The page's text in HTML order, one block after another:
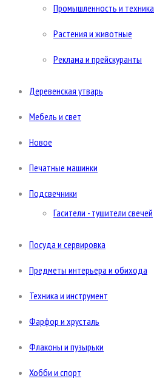
Промышленность и техника
Растения и животные
Реклама и прейскуранты
Деревенская утварь
Мебель и свет
Новое
Печатные машинки
Подсвечники
Гасители - тушители свечей
Посуда и сервировка
Предметы интерьера и обихода
Техника и инструмент
Фарфор и хрусталь
Флаконы и пузырьки
Хобби и спорт